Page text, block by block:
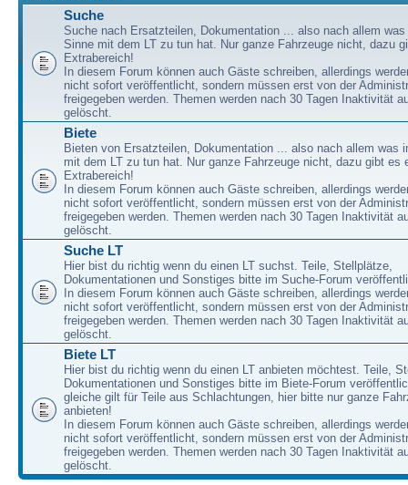
Suche
Suche nach Ersatzteilen, Dokumentation ... also nach allem
Sinne mit dem LT zu tun hat. Nur ganze Fahrzeuge nicht, dazu
Extrabereich!
In diesem Forum können auch Gäste schreiben, allerdings
nicht sofort veröffentlicht, sondern müssen erst von der
freigegeben werden. Themen werden nach 30 Tagen Inaktivität
gelöscht.
Biete
Bieten von Ersatzteilen, Dokumentation ... also nach allem was
mit dem LT zu tun hat. Nur ganze Fahrzeuge nicht, dazu gibt es
Extrabereich!
In diesem Forum können auch Gäste schreiben, allerdings
nicht sofort veröffentlicht, sondern müssen erst von der
freigegeben werden. Themen werden nach 30 Tagen Inaktivität
gelöscht.
Suche LT
Hier bist du richtig wenn du einen LT suchst. Teile, Stellplätze,
Dokumentationen und Sonstiges bitte im Suche-Forum
In diesem Forum können auch Gäste schreiben, allerdings
nicht sofort veröffentlicht, sondern müssen erst von der
freigegeben werden. Themen werden nach 30 Tagen Inaktivität
gelöscht.
Biete LT
Hier bist du richtig wenn du einen LT anbieten möchtest. Teile,
Dokumentationen und Sonstiges bitte im Biete-Forum
gleiche gilt für Teile aus Schlachtungen, hier bitte nur ganze
anbieten!
In diesem Forum können auch Gäste schreiben, allerdings
nicht sofort veröffentlicht, sondern müssen erst von der
freigegeben werden. Themen werden nach 30 Tagen Inaktivität
gelöscht.